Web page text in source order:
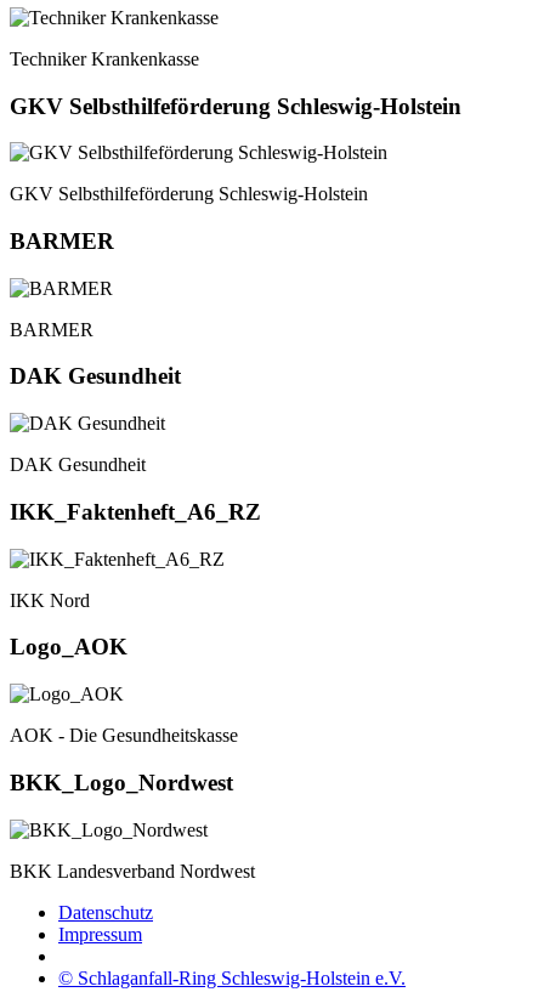
Techniker Krankenkasse
GKV Selbsthilfeförderung Schleswig-Holstein
GKV Selbsthilfeförderung Schleswig-Holstein
BARMER
BARMER
DAK Gesundheit
DAK Gesundheit
IKK_Faktenheft_A6_RZ
IKK Nord
Logo_AOK
AOK - Die Gesundheitskasse
BKK_Logo_Nordwest
BKK Landesverband Nordwest
Datenschutz
Impressum
© Schlaganfall-Ring Schleswig-Holstein e.V.